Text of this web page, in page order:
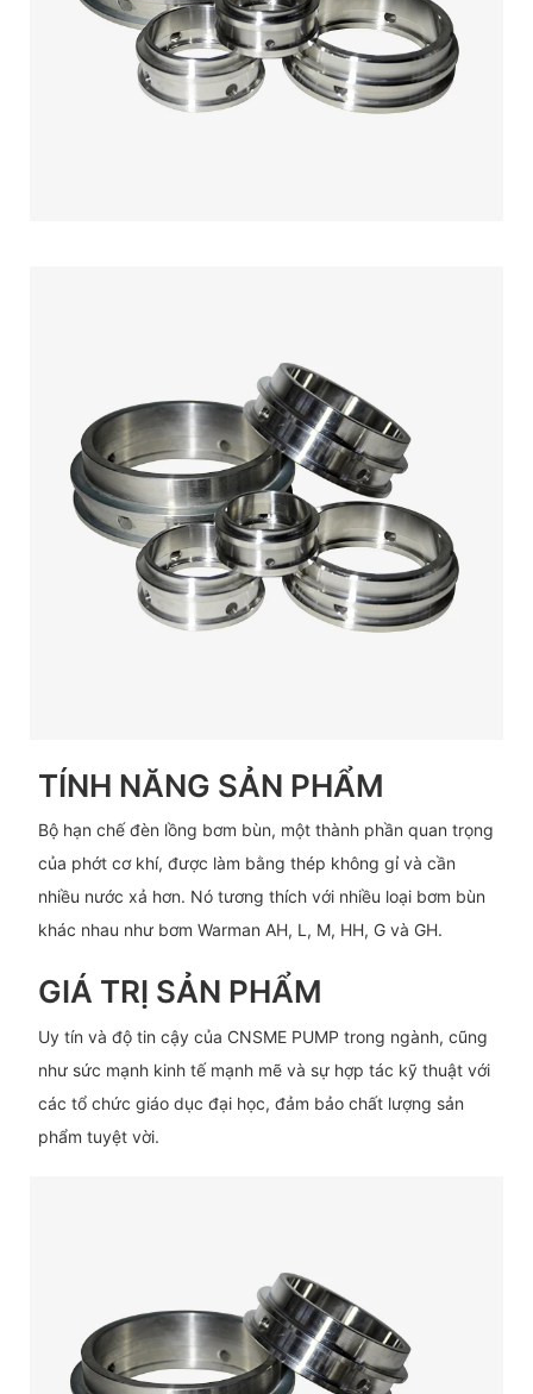
TÍNH NĂNG SẢN PHẨM
Bộ hạn chế đèn lồng bơm bùn, một thành phần quan trọng
của phớt cơ khí, được làm bằng thép không gỉ và cần
nhiều nước xả hơn. Nó tương thích với nhiều loại bơm bùn
khác nhau như bơm Warman AH, L, M, HH, G và GH.
GIÁ TRỊ SẢN PHẨM
Uy tín và độ tin cậy của CNSME PUMP trong ngành, cũng
như sức mạnh kinh tế mạnh mẽ và sự hợp tác kỹ thuật với
các tổ chức giáo dục đại học, đảm bảo chất lượng sản
phẩm tuyệt vời.